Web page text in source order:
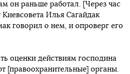
он раньше работал. [Через час
Илья Сагайдак
говорил о нем, и опроверг его
оценки действиям господина
[правоохранительные] органы.